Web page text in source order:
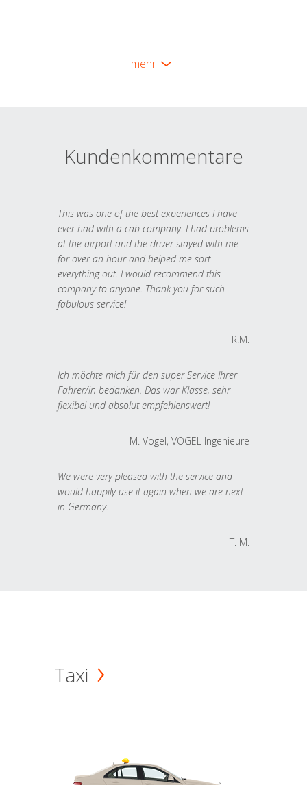
mehr
Kundenkommentare
This was one of the best experiences I have
ever had with a cab company. I had problems
at the airport and the driver stayed with me
for over an hour and helped me sort
everything out. I would recommend this
company to anyone. Thank you for such
fabulous service!
R.M.
Ich möchte mich für den super Service Ihrer
Fahrer/in bedanken. Das war Klasse, sehr
flexibel und absolut empfehlenswert!
M. Vogel, VOGEL Ingenieure
We were very pleased with the service and
would happily use it again when we are next
in Germany.
T. M.
Taxi